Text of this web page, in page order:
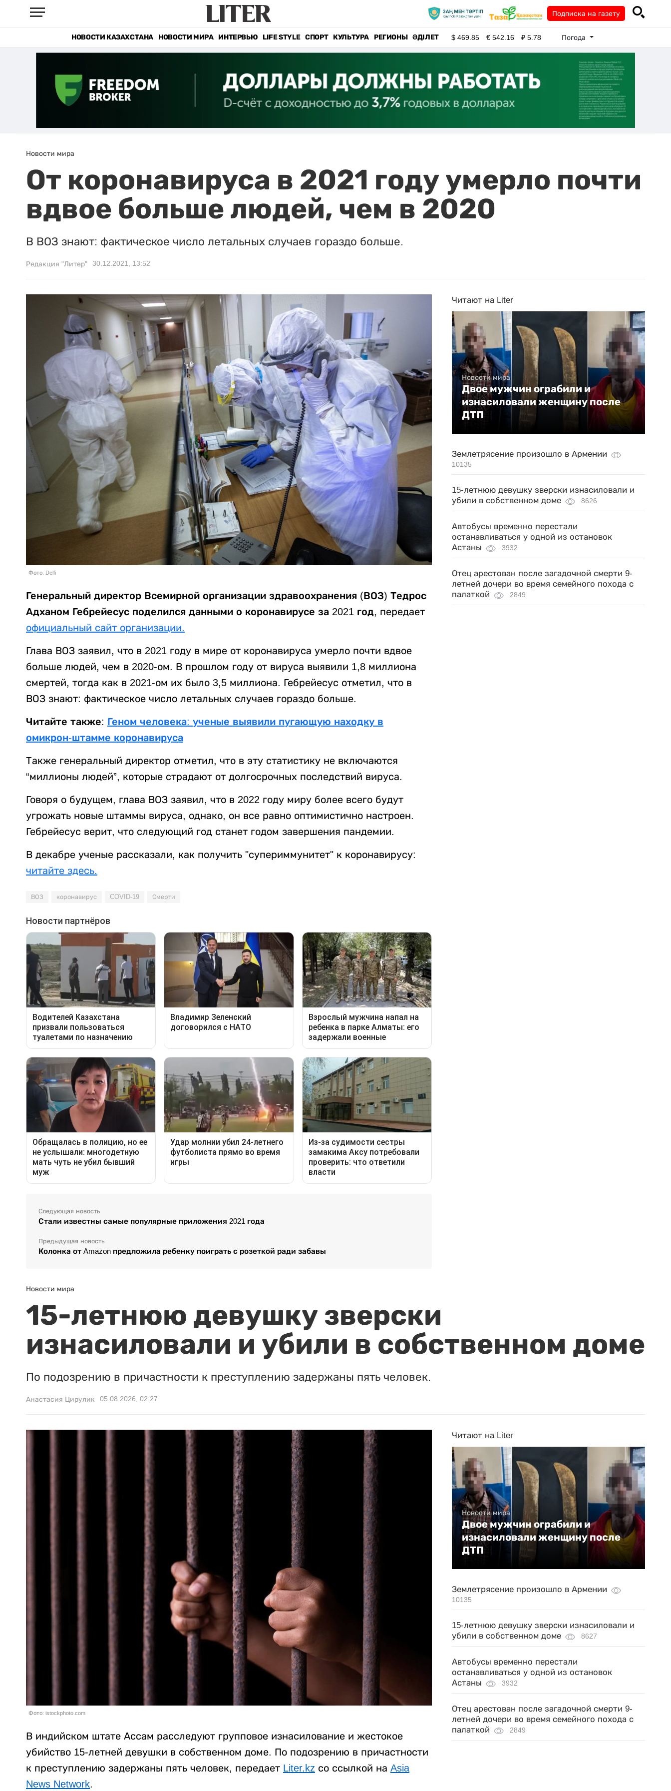
Подписка на газету
НОВОСТИ КАЗАХСТАНА НОВОСТИ МИРА ИНТЕРВЬЮ LIFE STYLE СПОРТ КУЛЬТУРА РЕГИОНЫ ӘДІЛЕТ $469.85 €542.16 ₽5.78 Погода
Новости мира
От коронавируса в 2021 году умерло почти
вдвое больше людей, чем в 2020
В ВОЗ знают: фактическое число летальных случаев гораздо больше.
Редакция "Литер" 30.12.2021, 13:52
Фото: Delfi
Генеральный директор Всемирной организации здравоохранения (ВОЗ) Тедрос
Адханом Гебрейесус поделился данными о коронавирусе за 2021 год, передает
официальный сайт организации.
Глава ВОЗ заявил, что в 2021 году в мире от коронавируса умерло почти вдвое
больше людей, чем в 2020-ом. В прошлом году от вируса выявили 1,8 миллиона
смертей, тогда как в 2021-ом их было 3,5 миллиона. Гебрейесус отметил, что в
ВОЗ знают: фактическое число летальных случаев гораздо больше.
Читайте также: Геном человека: ученые выявили пугающую находку в
омикрон-штамме коронавируса
Также генеральный директор отметил, что в эту статистику не включаются
“миллионы людей”, которые страдают от долгосрочных последствий вируса.
Говоря о будущем, глава ВОЗ заявил, что в 2022 году миру более всего будут
угрожать новые штаммы вируса, однако, он все равно оптимистично настроен.
Гебрейесус верит, что следующий год станет годом завершения пандемии.
В декабре ученые рассказали, как получить "супериммунитет" к коронавирусу:
читайте здесь.
ВОЗ коронавирус COVID-19 Смерти
Следующая новость
Стали известны самые популярные приложения 2021 года
Предыдущая новость
Колонка от Amazon предложила ребенку поиграть с розеткой ради забавы
Читают на Liter
Новости мира
Двое мужчин ограбили и
изнасиловали женщину после
ДТП
Землетрясение произошло в Армении
10135
15-летнюю девушку зверски изнасиловали и
убили в собственном доме
8626
Автобусы временно перестали
останавливаться у одной из остановок
Астаны
3932
Отец арестован после загадочной смерти 9-
летней дочери во время семейного похода с
палаткой
2849
Новости мира
15-летнюю девушку зверски
изнасиловали и убили в собственном доме
По подозрению в причастности к преступлению задержаны пять человек.
Анастасия Цирулик 05.08.2026, 02:27
Фото: istockphoto.com
В индийском штате Ассам расследуют групповое изнасилование и жестокое
убийство 15-летней девушки в собственном доме. По подозрению в причастности
к преступлению задержаны пять человек, передает Liter.kz со ссылкой на Asia
News Network.
Читают на Liter
Новости мира
Двое мужчин ограбили и
изнасиловали женщину после
ДТП
Землетрясение произошло в Армении
10135
15-летнюю девушку зверски изнасиловали и
убили в собственном доме
8627
Автобусы временно перестали
останавливаться у одной из остановок
Астаны
3932
Отец арестован после загадочной смерти 9-
летней дочери во время семейного похода с
палаткой
2849